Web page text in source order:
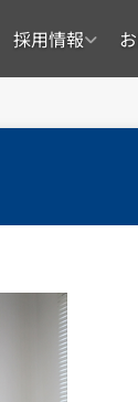
採用情報